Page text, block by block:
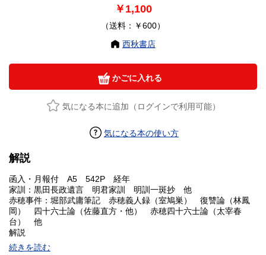
￥1,100
（送料：￥600）
西秋書店
かごに入れる
気になる本に追加（ログインで利用可能）
気になる本の使い方
解説
函入・月報付 A5 542P 経年
家訓：黒田長政遺言 明君家訓 明訓一斑抄 他
赤穂事件：堀部武庸筆記 赤穂義人録（室鳩巣） 復讐論（林鳳
岡） 四十六士論（佐藤直方・他） 赤穂四十六士論（太宰春
台） 他
解説
続きを読む